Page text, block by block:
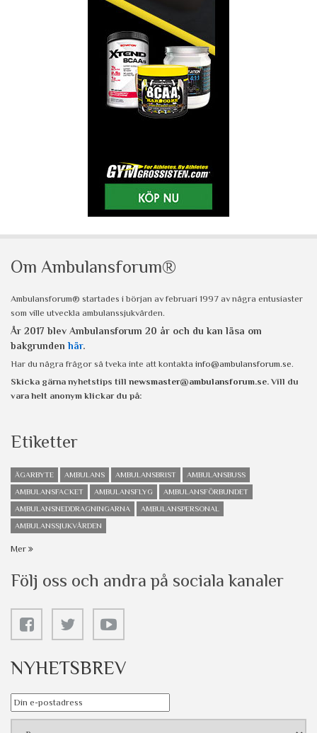
Om Ambulansforum®
Ambulansforum® startades i början av februari 1997 av några entusiaster
som ville utveckla ambulanssjukvården.
År 2017 blev Ambulansforum 20 år och du kan läsa om
bakgrunden här.
Har du några frågor så tveka inte att kontakta info@ambulansforum.se.
Skicka gärna nyhetstips till newsmaster@ambulansforum.se. Vill du
vara helt anonym klickar du på:
Etiketter
ÄGARBYTE AMBULANS AMBULANSBRIST
AMBULANSBUSS
AMBULANSFACKET
AMBULANSFLYG
AMBULANSFÖRBUNDET
AMBULANSNEDDRAGNINGARNA
AMBULANSPERSONAL
AMBULANSSJUKVÅRDEN
Mer
Följ oss och andra på sociala kanaler
NYHETSBREV